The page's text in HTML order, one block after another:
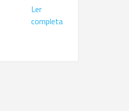
Ler
completa